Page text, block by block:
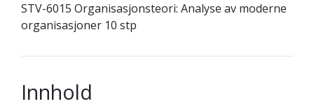
STV-6015 Organisasjonsteori: Analyse av moderne
organisasjoner 10 stp
Innhold